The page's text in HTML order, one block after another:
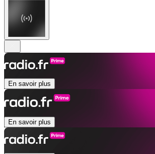
En savoir plus
En savoir plus